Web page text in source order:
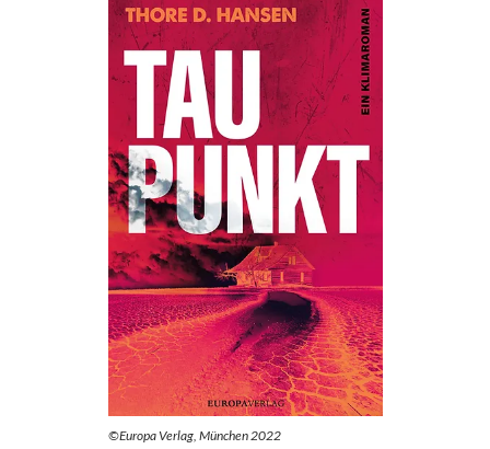
©Europa Verlag, München 2022